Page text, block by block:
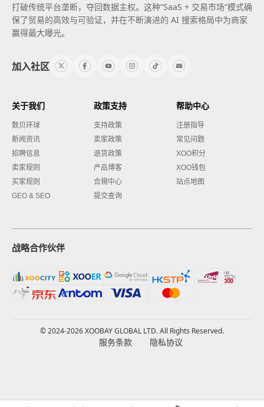
打破传统平台垄断，夺回数据主权。这种“SaaS + 交易市场”模式确
保了贸易的高效与可验证，并在不断演进的 AI 搜索格局中为商家
赢得最大曝光。
加入社区
关于我们
数贝环球
新闻资讯
招聘信息
卖家规则
买家规则
GEO & SEO
政策支持
支持政策
卖家政策
退货政策
产品博客
合規中心
提交查询
帮助中心
注册指导
常见问题
XOO积分
XOO钱包
站点地图
战略合作伙伴
© 2024-2026 XOOBAY GLOBAL LTD. All Rights Reserved.
服务条款 隐私协议